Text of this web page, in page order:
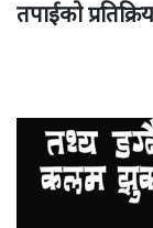
तपाईको